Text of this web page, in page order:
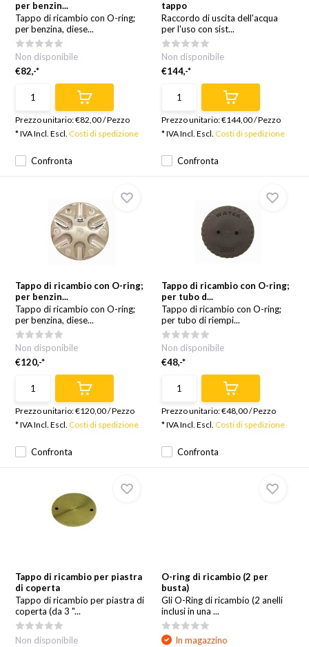
per benzin...
Tappo di ricambio con O-ring;
per benzina, diese...
Confronta
Non disponibile
€82,-*
Prezzo unitario:€82,00/Pezzo
* IVA Incl. Escl.Costi di spedizione
tappo
Raccordo di uscita dell'acqua
per l'uso con sist...
Confronta
Non disponibile
€144,-*
Prezzo unitario:€144,00/Pezzo
* IVA Incl. Escl. Costi di spedizione
Tappo di ricambio con O-ring;
per benzin...
Tappo di ricambio con O-ring;
per benzina, diese...
Confronta
Non disponibile
€120,-*
Prezzo unitario:€120,00/Pezzo
* IVA Incl. Escl.Costi di spedizione
Tappo di ricambio con O-ring;
per tubo d...
Tappo di ricambio con O-ring;
per tubo di riempi...
Confronta
Non disponibile
€48,-*
Prezzo unitario:€48,00/Pezzo
* IVA Incl. Escl. Costi di spedizione
Tappo di ricambio per piastra
di coperta
Tappo di ricambio per piastra di
coperta (da 3 "...
Non disponibile
O-ring di ricambio (2 per
busta)
Gli O-Ring di ricambio (2 anelli
inclusi in una ...
In magazzino